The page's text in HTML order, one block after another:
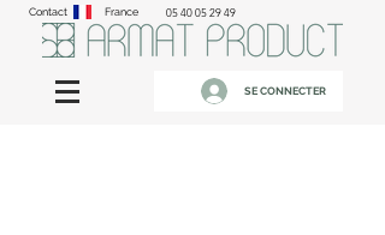
Contact France 05 40 05 29 49
SE CONNECTER